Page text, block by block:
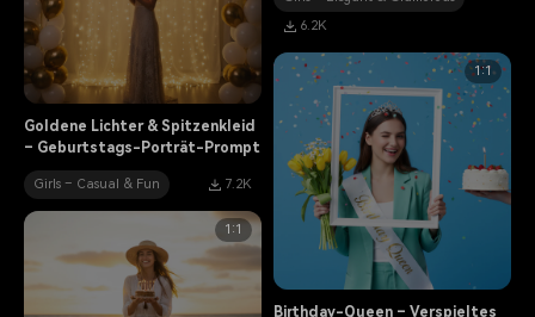
6.2K
Goldene Lichter & Spitzenkleid
– Geburtstags-Porträt-Prompt
Girls – Casual & Fun 7.2K
1:1
Birthday-Queen – Verspieltes
1:1